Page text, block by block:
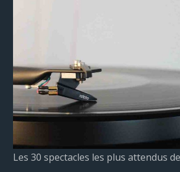
Les 30 spectacles les plus attendus